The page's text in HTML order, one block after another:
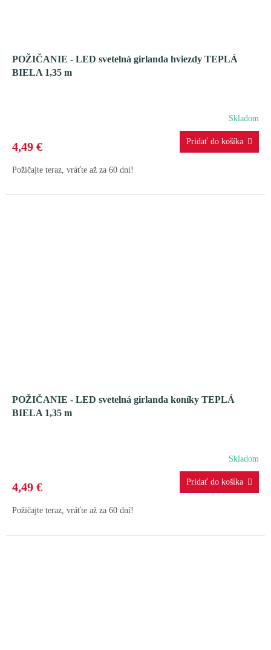
POŽIČANIE - LED svetelná girlanda hviezdy TEPLÁ
BIELA ​​1,35 m
Skladom
4,49 €
Požičajte teraz, vráťte až za 60 dní!
POŽIČANIE - LED svetelná girlanda koníky TEPLÁ
BIELA ​​1,35 m
Skladom
4,49 €
Požičajte teraz, vráťte až za 60 dní!